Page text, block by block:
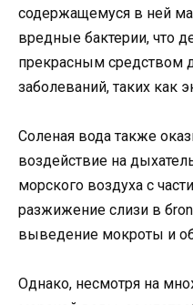
содержащемуся в ней
вредные бактерии, что
прекрасным средством
заболеваний, таких как
Соленая вода также
воздействие на
морского воздуха с
разжижение слизи в
выведение мокроты и
Однако, несмотря на